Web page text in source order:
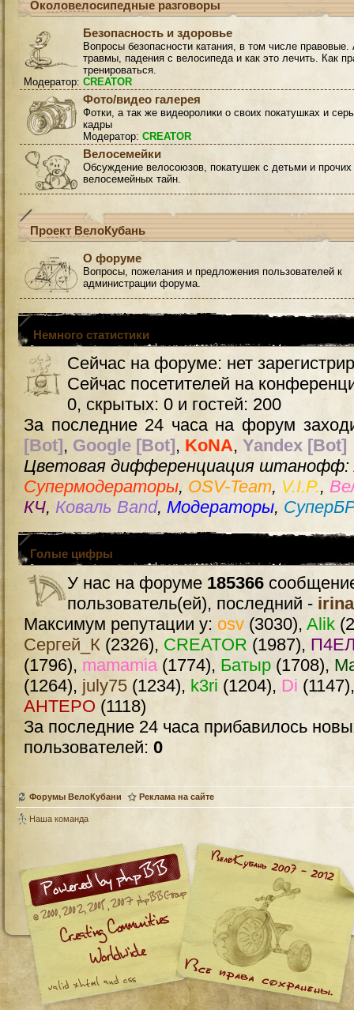
Околовелосипедные разговоры
Безопасность и здоровье
Вопросы безопасности катания, в том числе правовые.
травмы, падения с велосипеда и как это лечить. Как
тренироваться.
Модератор: CREATOR
Фото/видео галерея
Фотки, а так же видеоролики о своих покатушках и
кадры
Модератор: CREATOR
Велосемейки
Обсуждение велосоюзов, покатушек с детьми и прочих
велосемейных тайн.
Проект ВелоКубань
О форуме
Вопросы, пожелания и предложения пользователей к
администрации форума.
Немного статистики
Сейчас на форуме: нет
Сейчас посетителей на
0, скрытых: 0 и гостей: 200
За последние 24 часа на форум
[Bot], Google [Bot], KoNA, Yandex [Bot]
Цветовая дифференциация штанофф:
Супермодераторы, OSV-Team, V.I.P.,
КЧ, Коваль Band, Модераторы,
Голые цифры
У нас на форуме 185366
пользователь(ей), последний -
Максимум репутации у: osv (3030), Alik
Сергей_К (2326), CREATOR (1987),
(1796), mamamia(1774), Батыр (1708),
(1264), july75 (1234), k3ri (1204), Di
AHTEPO (1118)
За последние 24 часа прибавилось
пользователей: 0
Форумы ВелоКубани Реклама на сайте
Наша команда